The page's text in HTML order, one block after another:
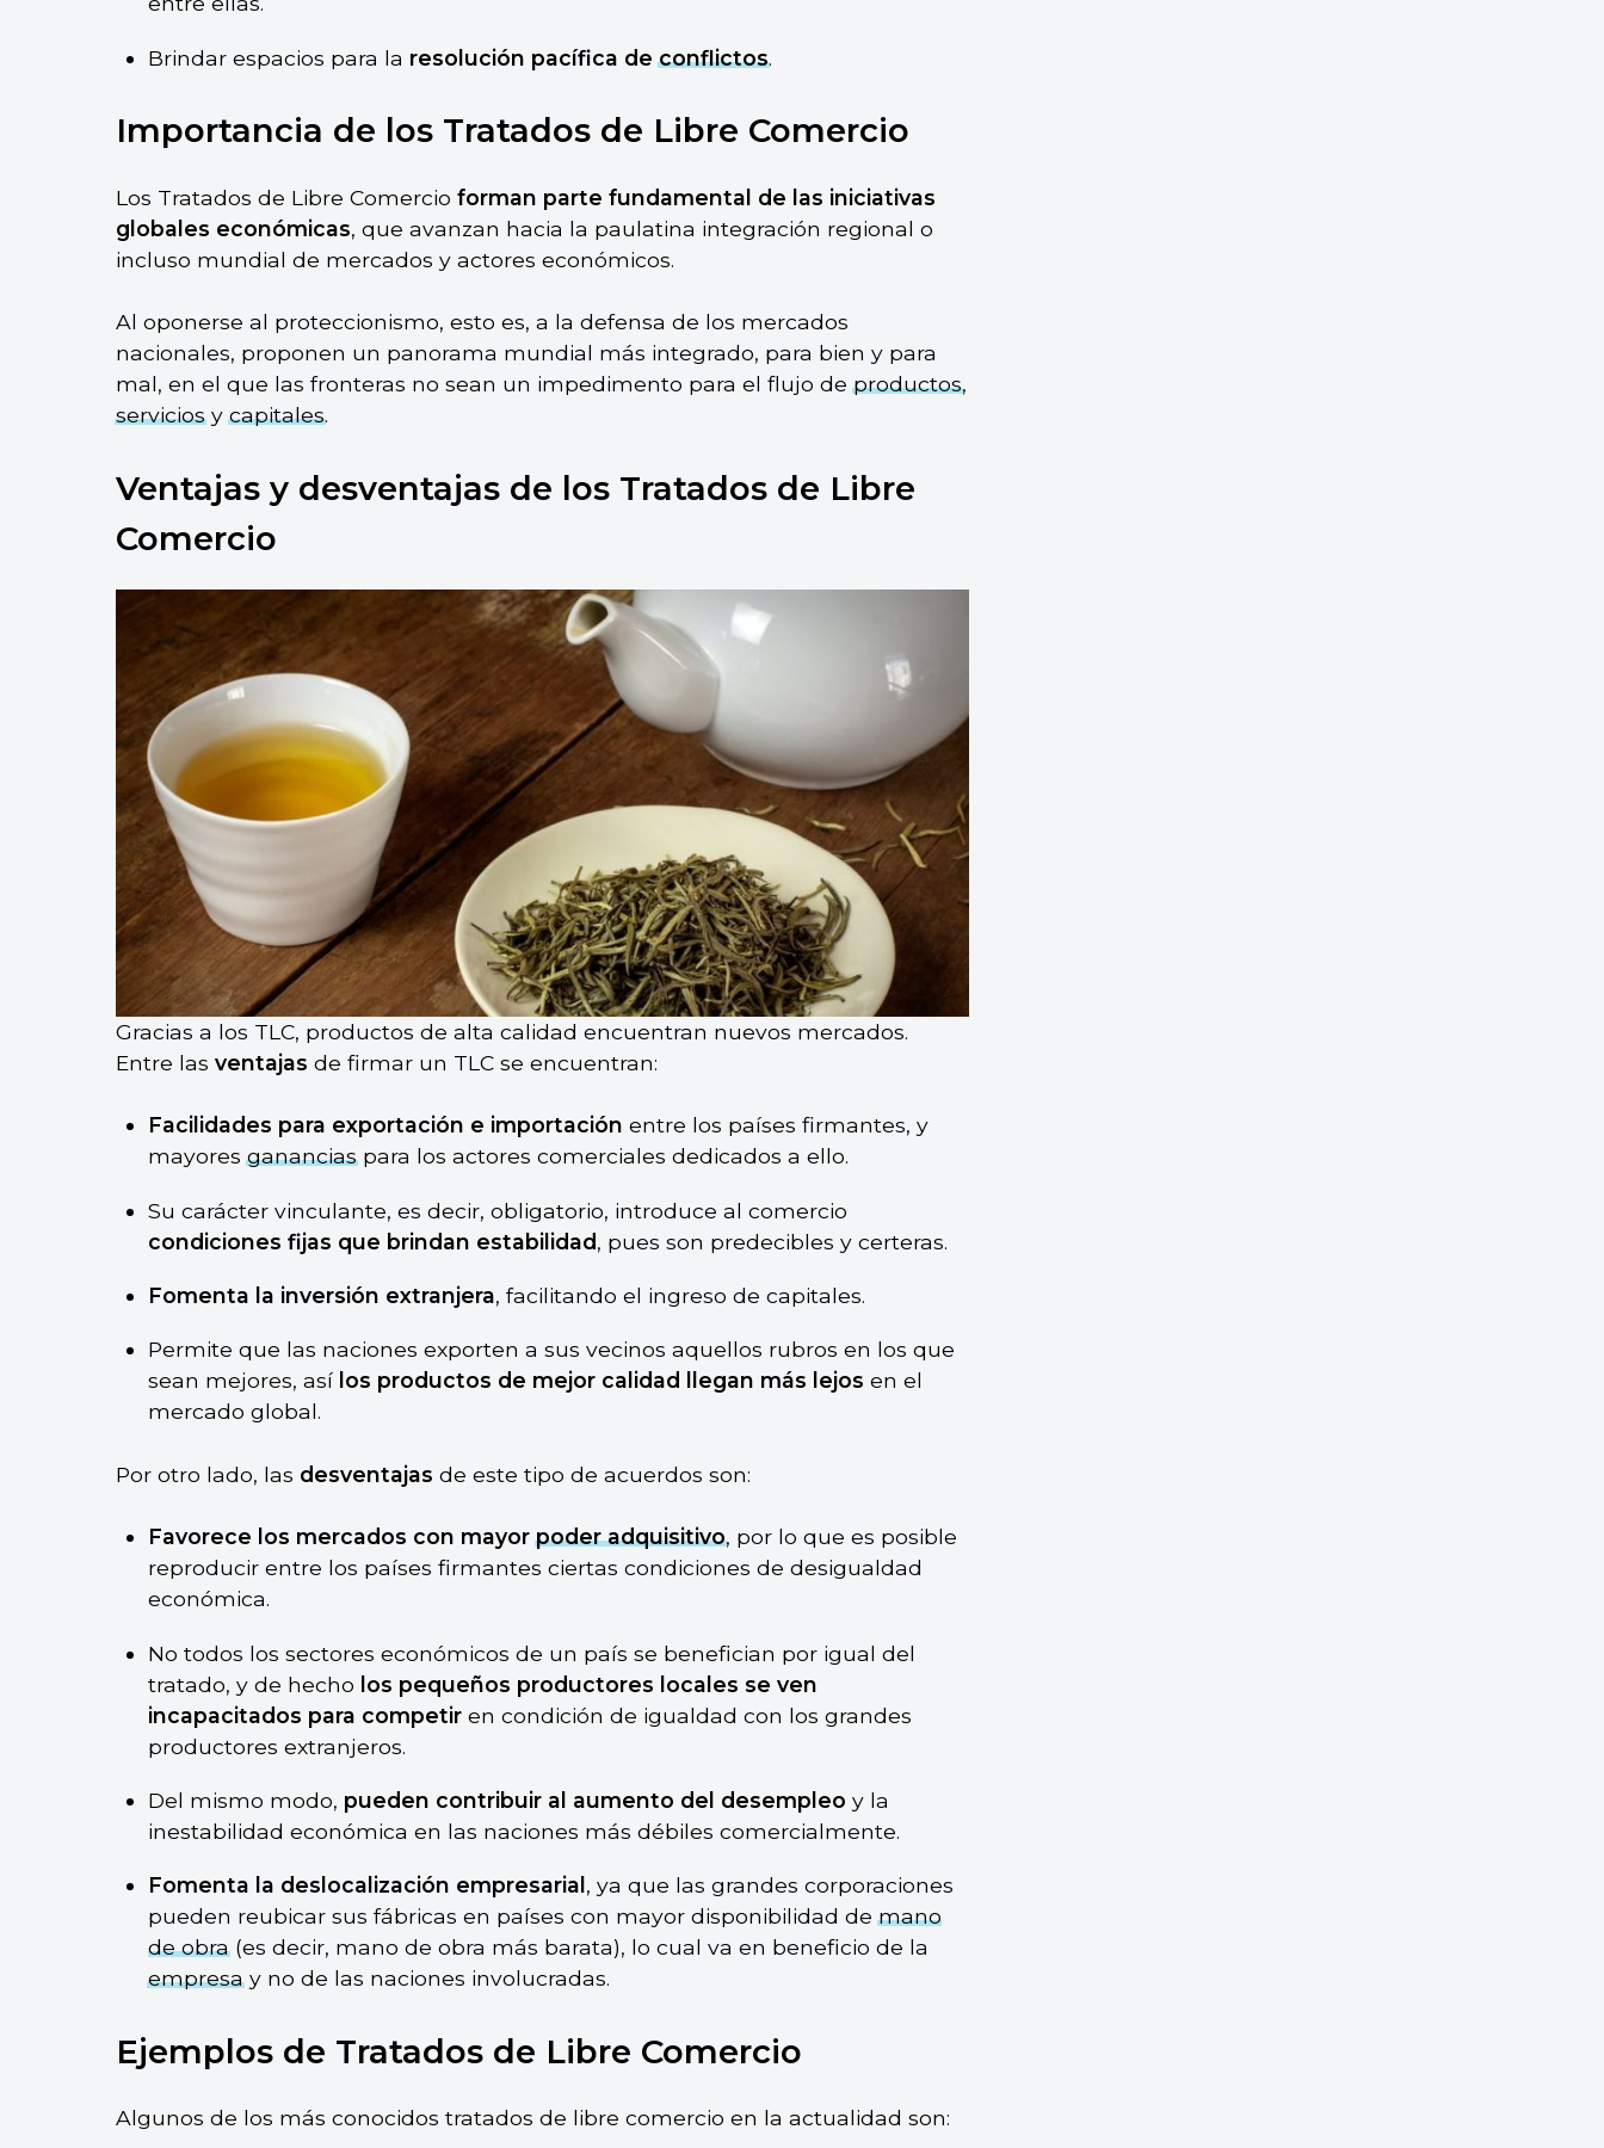
Brindar espacios para la resolución pacífica deconflictos.
Importancia de los Tratados de Libre Comercio
Los Tratados de Libre Comercio forman parte fundamental de las iniciativas
globales económicas, que avanzan hacia la paulatina integración regional o
incluso mundial de mercados y actores económicos.
Al oponerse al proteccionismo, esto es, a la defensa de los mercados
nacionales, proponen un panorama mundial más integrado, para bien y para
mal, en el que las fronteras no sean un impedimento para el flujo deproductos,
serviciosycapitales.
Ventajas y desventajas de los Tratados de Libre
Comercio
Gracias a los TLC, productos de alta calidad encuentran nuevos mercados.
Entre las ventajas de firmar un TLC se encuentran:
Facilidades para exportación e importación entre los países firmantes, y
mayoresgananciaspara los actores comerciales dedicados a ello.
Su carácter vinculante, es decir, obligatorio, introduce al comercio
condiciones fijas que brindan estabilidad, pues son predecibles y certeras.
Fomenta la inversión extranjera, facilitando el ingreso de capitales.
Permite que las naciones exporten a sus vecinos aquellos rubros en los que
sean mejores, así los productos de mejor calidad llegan más lejos en el
mercado global.
Por otro lado, las desventajas de este tipo de acuerdos son:
Favorece los mercados con mayorpoder adquisitivo, por lo que es posible
reproducir entre los países firmantes ciertas condiciones de desigualdad
económica.
No todos los sectores económicos de un país se benefician por igual del
tratado, y de hecho los pequeños productores locales se ven
incapacitados para competiren condición de igualdad con los grandes
productores extranjeros.
Del mismo modo, pueden contribuir al aumento del desempleo y la
inestabilidad económica en las naciones más débiles comercialmente.
Fomenta la deslocalización empresarial , ya que las grandes corporaciones
pueden reubicar sus fábricas en países con mayor disponibilidad demano
de obra(es decir, mano de obra más barata), lo cual va en beneficio de la
empresay no de las naciones involucradas.
Ejemplos de Tratados de Libre Comercio
Algunos de los más conocidos tratados de libre comercio en la actualidad son: